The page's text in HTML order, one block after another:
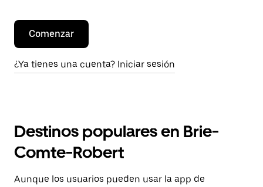
Comenzar
¿Ya tienes una cuenta? Iniciar sesión
Destinos populares en Brie-
Comte-Robert
Aunque los usuarios pueden usar la app de